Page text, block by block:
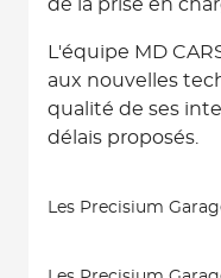
de la prise en
L'équipe MD
aux nouvelles
qualité de ses
délais proposés.
Les Precisium